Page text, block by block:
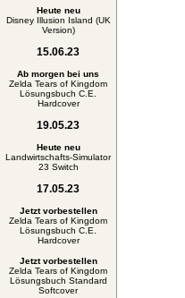
Heute neu
Disney Illusion Island (UK
Version)
15.06.23
Ab morgen bei uns
Zelda Tears of Kingdom
Lösungsbuch C.E.
Hardcover
19.05.23
Heute neu
Landwirtschafts-Simulator
23 Switch
17.05.23
Jetzt vorbestellen
Zelda Tears of Kingdom
Lösungsbuch C.E.
Hardcover
Jetzt vorbestellen
Zelda Tears of Kingdom
Lösungsbuch Standard
Softcover